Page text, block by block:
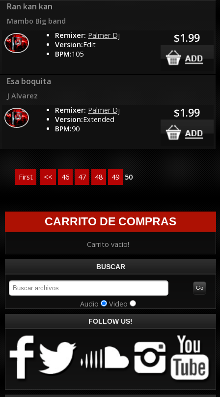
Ran kan kan
Mambo Big band
Remixer: Palmer Dj
Version:Edit
BPM:105
$1.99
Esa boquita
J Alvarez
Remixer: Palmer Dj
Version:Extended
BPM:90
$1.99
First << 46 47 48 49 50
CARRITO DE COMPRAS
Carrito vacio!
BUSCAR
Audio Video
FOLLOW US!